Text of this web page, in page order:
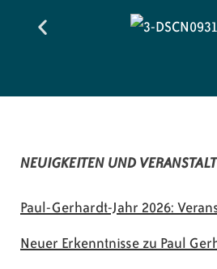
NEUIGKEITEN UND
Paul-Gerhardt-Jahr 2026:
Neuer Erkenntnisse zu Paul